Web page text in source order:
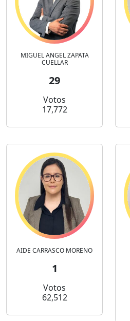
MIGUEL ANGEL ZAPATA
CUELLAR
29
Votos
17,772
AIDE CARRASCO MORENO
1
Votos
62,512